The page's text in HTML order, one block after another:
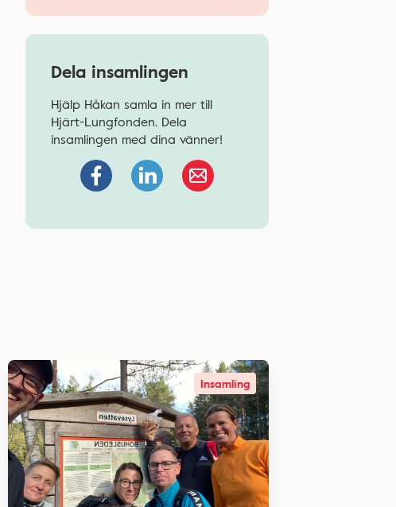
Dela insamlingen
Hjälp Håkan samla in mer till
Hjärt-Lungfonden. Dela
insamlingen med dina vänner!
Insamling